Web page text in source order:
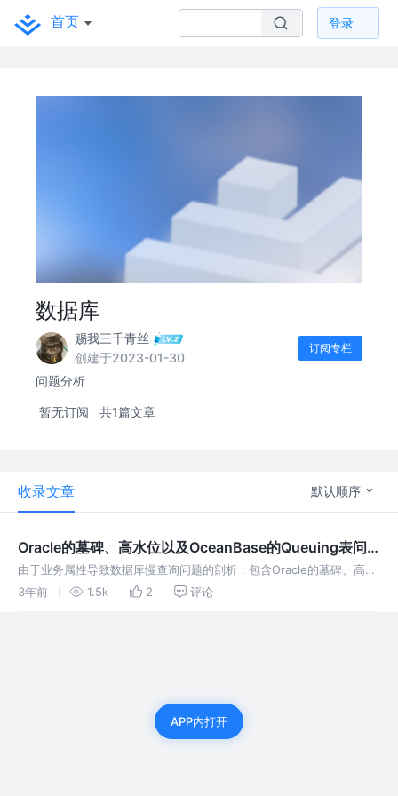
首页 登录
数据库
赐我三千青丝
创建于2023-01-30
订阅专栏
问题分析
暂无订阅 共1篇文章
收录文章 默认顺序
Oracle的墓碑、高水位以及OceanBase的Queuing表问
题
由于业务属性导致数据库慢查询问题的剖析，包含Oracle的墓碑、高水
位以及OceanBase的Queuing表。
3年前 1.5k 2 评论
APP内打开